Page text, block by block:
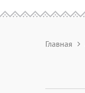
Главная